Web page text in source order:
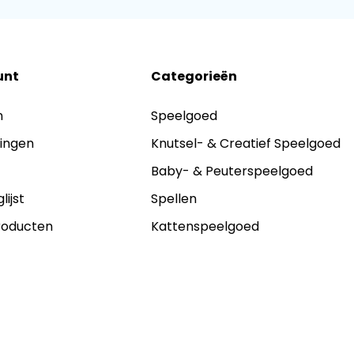
Categorieën
Speelgoed
Knutsel- & Creatief Speelgoed
Baby- & Peuterspeelgoed
Spellen
Kattenspeelgoed